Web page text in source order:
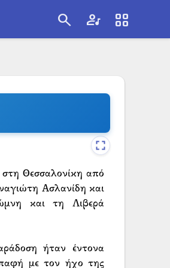
search artist view_cozy
Θεσσαλονίκη από
Ασλανίδη και
και τη Λιβερά
ήταν έντονα
με τον ήχο της